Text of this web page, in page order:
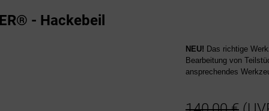
- Hackebeil
NEU! Das richtige
Bearbeitung von
ansprechendes